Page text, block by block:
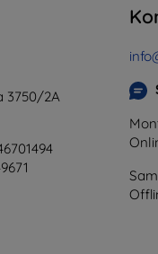
3750/2A